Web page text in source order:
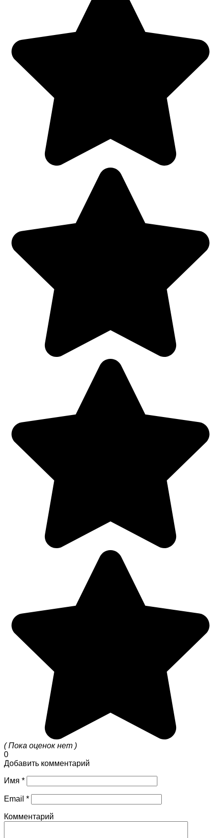
( Пока оценок нет )
0
Добавить комментарий
Имя *
Email *
Комментарий